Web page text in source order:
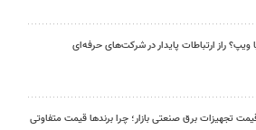
ویپ؟ راز ارتباطات پایدار در شرکت‌های حرفه‌ای
تجهیزات برق صنعتی بازار؛ چرا برندها قیمت متفاوتی